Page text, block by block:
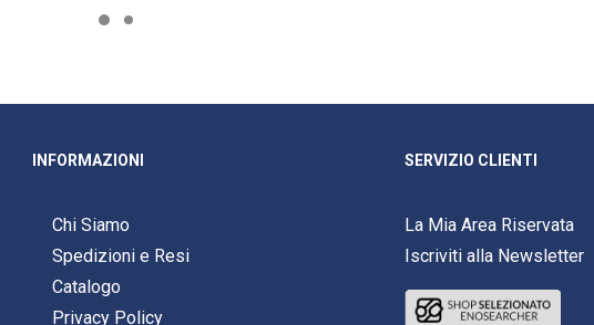
INFORMAZIONI
Chi Siamo
Spedizioni e Resi
Catalogo
Privacy Policy
SERVIZIO CLIENTI
La Mia Area Riservata
Iscriviti alla Newsletter